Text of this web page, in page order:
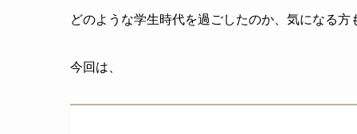
どのような学生時代を過ごしたのか、気になる
今回は、